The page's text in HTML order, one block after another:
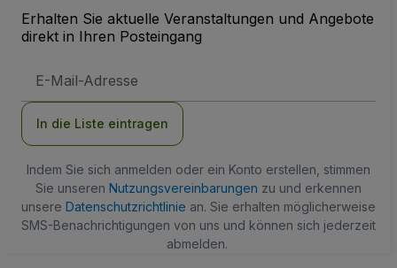
Erhalten Sie aktuelle Veranstaltungen und Angebote
direkt in Ihren Posteingang
Mail-
In die Liste eintragen
Indem Sie sich anmelden oder ein Konto erstellen, stimmen
Sie unseren Nutzungsvereinbarungen zu und erkennen
unsere Datenschutzrichtlinie an. Sie erhalten möglicherweise
SMS-Benachrichtigungen von uns und können sich jederzeit
abmelden.